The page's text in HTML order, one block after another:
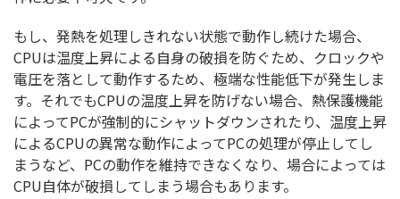
もし、発熱を処理しきれない状態で動作し続けた場合、
CPUは温度上昇による自身の破損を防ぐため、クロックや
電圧を落として動作するため、極端な性能低下が発生しま
す。それでもCPUの温度上昇を防げない場合、熱保護機能
によってPCが強制的にシャットダウンされたり、温度上昇
によるCPUの異常な動作によってPCの処理が停止してし
まうなど、PCの動作を維持できなくなり、場合によっては
CPU自体が破損してしまう場合もあります。